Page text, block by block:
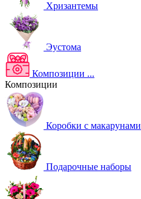
Хризантемы
Эустома
Композиции ...
Композиции
Коробки с макарунами
Подарочные наборы